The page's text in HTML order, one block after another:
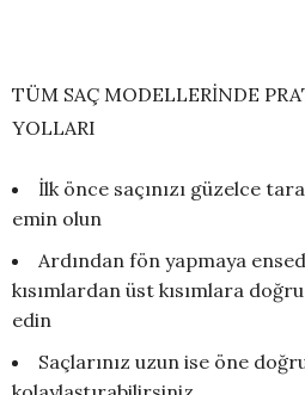
TÜM SAÇ MODELLERİNDE
YOLLARI
İlk önce saçınızı güzelce
emin olun
Ardından fön yapmaya
kısımlardan üst kısımlara
edin
Saçlarınız uzun ise öne